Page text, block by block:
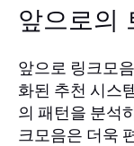
앞으로의
앞으로 링크모
화된 추천 시스
의 패턴을 분석
크모음은 더욱